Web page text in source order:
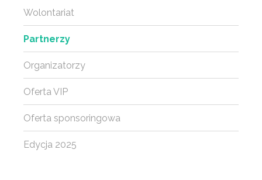
Wolontariat
Partnerzy
Organizatorzy
Oferta VIP
Oferta sponsoringowa
Edycja 2025